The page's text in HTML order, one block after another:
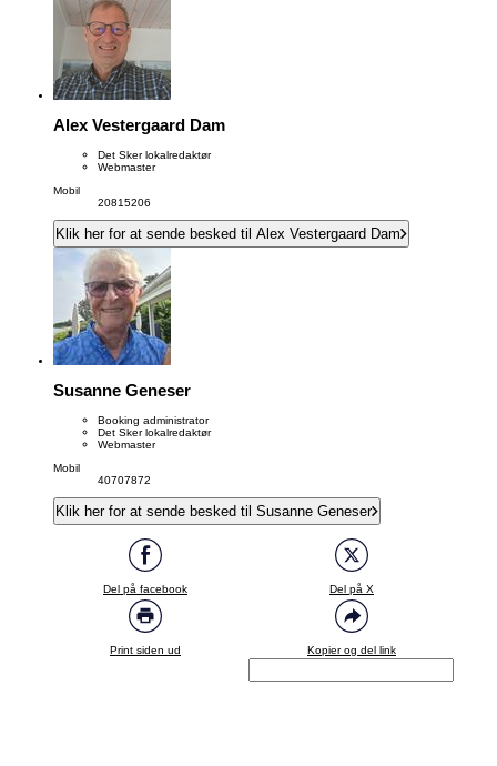
Alex Vestergaard Dam
Det Sker lokalredaktør
Webmaster
Mobil
20815206
Klik her for at sende besked til Alex Vestergaard Dam
Susanne Geneser
Booking administrator
Det Sker lokalredaktør
Webmaster
Mobil
40707872
Klik her for at sende besked til Susanne Geneser
Del på facebook Del på X
Print siden ud Kopier og del link